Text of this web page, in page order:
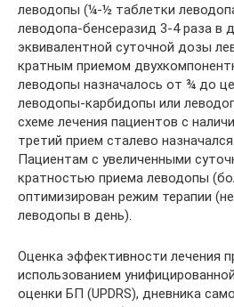
леводопы (¼-½ таблетки
леводопа-бенсеразид 3-4 раза в
эквивалентной суточной дозы
кратным приемом
леводопы назначалось от ¾ до
леводопы-карби­допы или
схеме лечения пациентов с
третий прием сталево
Пациентам с увеличенными
кратностью приема леводопы
оптимизирован режим терапии
леводопы в день).
Оценка эффективности лечения
использованием
оценки БП (UPDRS), дневника